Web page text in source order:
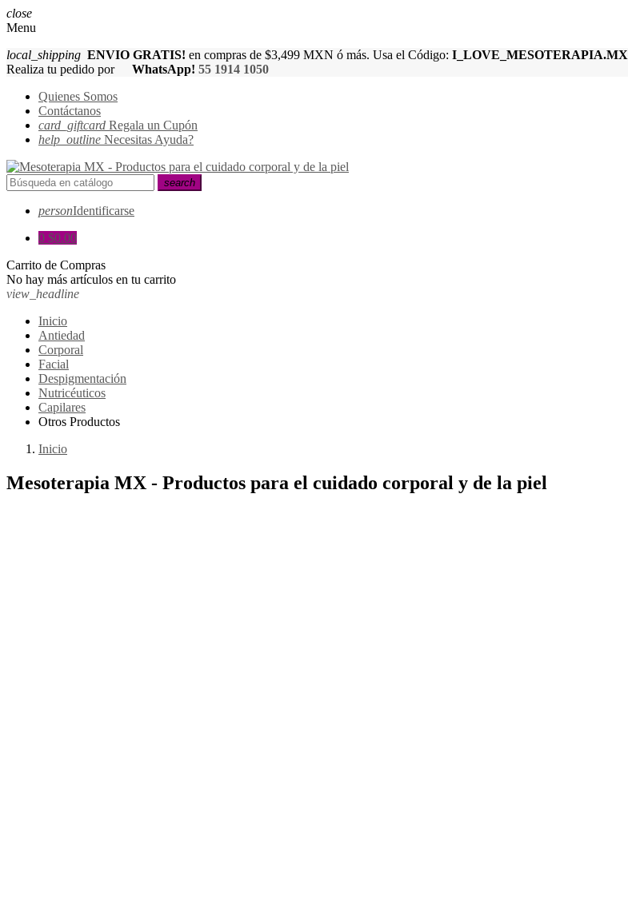
close
Menu
local_shipping ENVIO GRATIS! en compras de $3,499 MXN ó más. Usa el Código: I_LOVE_MESOTERAPIA.MX
Realiza tu pedido por
WhatsApp! 55 1914 1050
Quienes Somos
Contáctanos
card_giftcard Regala un Cupón
help_outline Necesitas Ayuda?
search
personIdentificarse
0 $0.00
Carrito de Compras
No hay más artículos en tu carrito
view_headline
Inicio
Antiedad
Corporal
Facial
Despigmentación
Nutricéuticos
Capilares
Otros Productos
Inicio
Mesoterapia MX - Productos para el cuidado corporal y de la piel